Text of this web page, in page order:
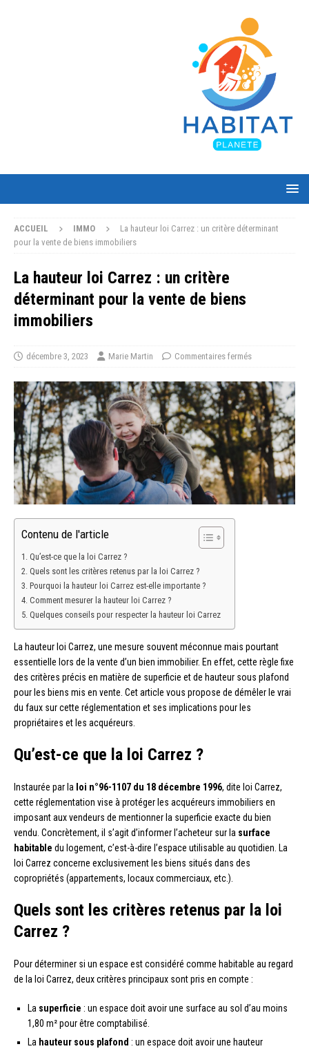
ACCUEIL IMMO
La hauteur loi Carrez : un critère déterminant
pour la vente de biens immobiliers
La hauteur loi Carrez : un critère
déterminant pour la vente de biens
immobiliers
décembre 3, 2023 Marie Martin Commentaires fermés
Contenu de l'article
Qu’est-ce que la loi Carrez ?
Quels sont les critères retenus par la loi Carrez ?
Pourquoi la hauteur loi Carrez est-elle importante ?
Comment mesurer la hauteur loi Carrez ?
Quelques conseils pour respecter la hauteur loi Carrez
La hauteur loi Carrez, une mesure souvent méconnue mais pourtant
essentielle lors de la vente d’un bien immobilier. En effet, cette règle fixe
des critères précis en matière de superficie et de hauteur sous plafond
pour les biens mis en vente. Cet article vous propose de démêler le vrai
du faux sur cette réglementation et ses implications pour les
propriétaires et les acquéreurs.
Qu’est-ce que la loi Carrez ?
Instaurée par la loi n°96-1107 du 18 décembre 1996, dite loi Carrez,
cette réglementation vise à protéger les acquéreurs immobiliers en
imposant aux vendeurs de mentionner la superficie exacte du bien
vendu. Concrètement, il s’agit d’informer l’acheteur sur la surface
habitable du logement, c’est-à-dire l’espace utilisable au quotidien. La
loi Carrez concerne exclusivement les biens situés dans des
copropriétés (appartements, locaux commerciaux, etc.).
Quels sont les critères retenus par la loi
Carrez ?
Pour déterminer si un espace est considéré comme habitable au regard
de la loi Carrez, deux critères principaux sont pris en compte :
La superficie : un espace doit avoir une surface au sol d’au moins
1,80 m² pour être comptabilisé.
La hauteur sous plafond : un espace doit avoir une hauteur